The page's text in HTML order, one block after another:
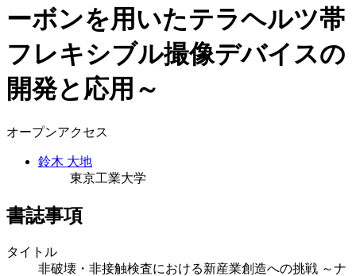
ーボンを用いたテラヘルツ帯
フレキシブル撮像デバイスの
開発と応用～
オープンアクセス
鈴木 大地
東京工業大学
書誌事項
タイトル
非破壊・非接触検査における新産業創造への挑戦 ～ナ